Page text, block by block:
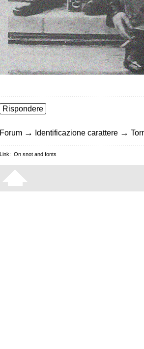
Rispondere
Forum → Identificazione carattere →
Link: On snot and fonts